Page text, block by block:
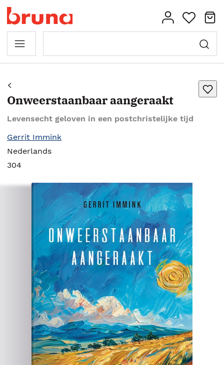
Onweerstaanbaar aangeraakt
Levensecht geloven in een postchristelijke tijd
Gerrit Immink
Nederlands
304